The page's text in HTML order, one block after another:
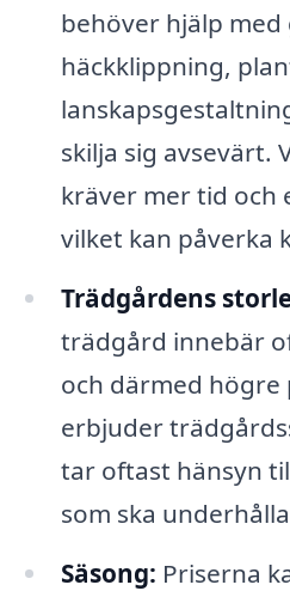
behöver hjälp
häckklippning,
skilja sig avsevärt.
kräver mer tid och
vilket kan påverka
Trädgårdens
trädgård innebär
och därmed högre
erbjuder
tar oftast hänsyn
som ska
Säsong: Priserna